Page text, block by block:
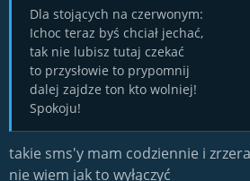
Dla stojących na czerwonym:
Ichoc teraz byś chciał jechać,
tak nie lubisz tutaj czekać
to przysłowie to prypomnij
dalej zajdze ton kto wolniej!
Spokoju!
takie sms'y mam codziennie i
nie wiem jak to wyłączyć